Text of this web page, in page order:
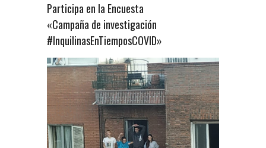
Participa en la Encuesta
«Campaña de investigación
#InquilinasEnTiemposCOVID»